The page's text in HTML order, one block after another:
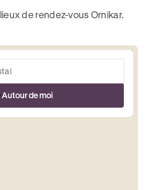
de rendez-vous Ornikar.
Autour de moi